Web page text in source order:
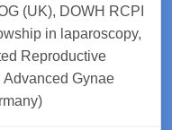
(UK), DOWH RCPI
in laparoscopy,
Reproductive
Gynae